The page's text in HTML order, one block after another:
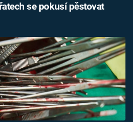
se pokusí pěstovat